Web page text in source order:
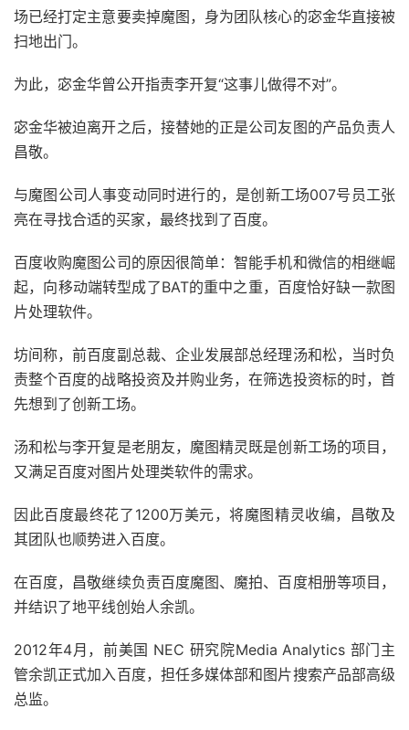
场已经打定主意要卖掉魔图，身为团队核心的宓金华直接被
扫地出门。
为此，宓金华曾公开指责李开复“这事儿做得不对”。
宓金华被迫离开之后，接替她的正是公司友图的产品负责人
昌敬。
与魔图公司人事变动同时进行的，是创新工场007号员工张
亮在寻找合适的买家，最终找到了百度。
百度收购魔图公司的原因很简单：智能手机和微信的相继崛
起，向移动端转型成了BAT的重中之重，百度恰好缺一款图
片处理软件。
坊间称，前百度副总裁、企业发展部总经理汤和松，当时负
责整个百度的战略投资及并购业务，在筛选投资标的时，首
先想到了创新工场。
汤和松与李开复是老朋友，魔图精灵既是创新工场的项目，
又满足百度对图片处理类软件的需求。
因此百度最终花了1200万美元，将魔图精灵收编，昌敬及
其团队也顺势进入百度。
在百度，昌敬继续负责百度魔图、魔拍、百度相册等项目，
并结识了地平线创始人余凯。
2012年4月，前美国 NEC 研究院Media Analytics 部门主
管余凯正式加入百度，担任多媒体部和图片搜索产品部高级
总监。